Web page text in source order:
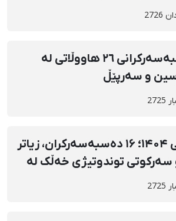
کرماشان؛ دەسبەسەرکرانی ٢٦ هاووڵاتی لە
و سەرپێڵ
ناەزایەتییەکانی ۱۴۰۴؛ ۱۶ دەسبەسەرکران، زیاتر
و سەرکوتی توندوتیژی خەڵک لە